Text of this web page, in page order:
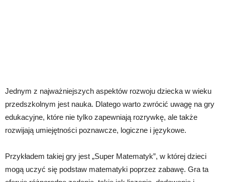
Jednym z najważniejszych aspektów rozwoju dziecka w wieku
przedszkolnym jest nauka. Dlatego warto zwrócić uwagę na gry
edukacyjne, które nie tylko zapewniają rozrywkę, ale także
rozwijają umiejętności poznawcze, logiczne i językowe.
Przykładem takiej gry jest „Super Matematyk”, w której dzieci
mogą uczyć się podstaw matematyki poprzez zabawę. Gra ta